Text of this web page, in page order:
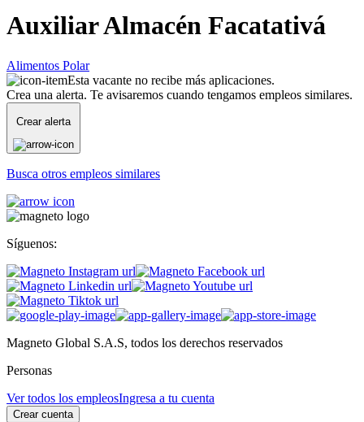
Auxiliar Almacén Facatativá
Alimentos Polar
Esta vacante no recibe más aplicaciones.
Crea una alerta. Te avisaremos cuando tengamos empleos similares.
Crear alerta
Busca otros empleos similares
Síguenos:
Magneto Global S.A.S, todos los derechos reservados
Personas
Ver todos los empleosIngresa a tu cuenta
Crear cuenta